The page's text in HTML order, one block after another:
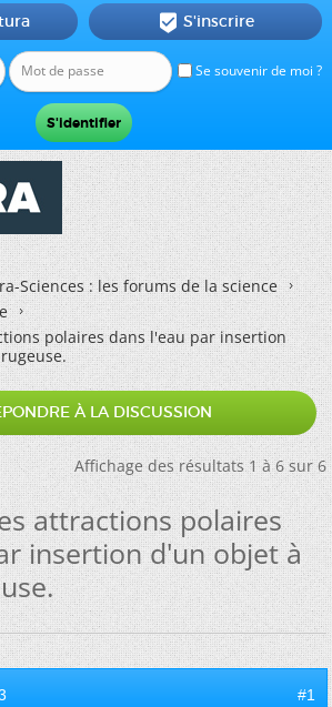
Se souvenir de moi ?
 S'inscrire
Sciences : les forums de la science
polaires dans l'eau par insertion
À LA DISCUSSION
Affichage des résultats 1 à 6 sur 6
attractions polaires
insertion d'un objet à
#1